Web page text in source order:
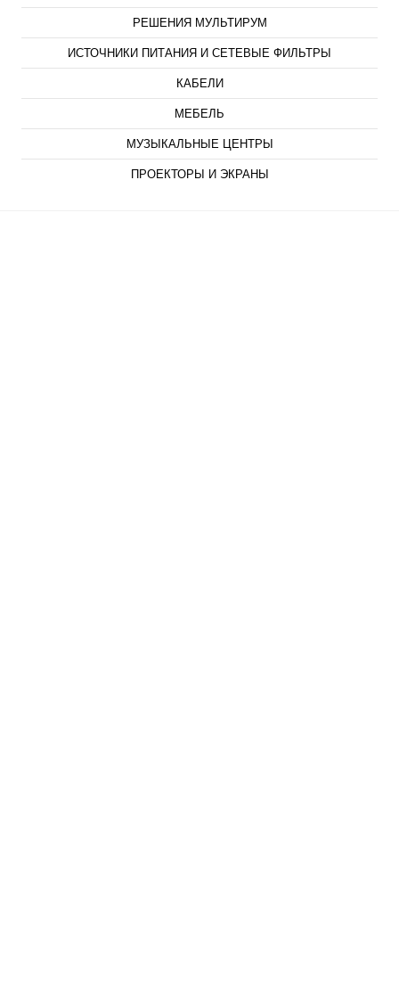
РЕШЕНИЯ МУЛЬТИРУМ
ИСТОЧНИКИ ПИТАНИЯ И СЕТЕВЫЕ ФИЛЬТРЫ
КАБЕЛИ
МЕБЕЛЬ
МУЗЫКАЛЬНЫЕ ЦЕНТРЫ
ПРОЕКТОРЫ И ЭКРАНЫ